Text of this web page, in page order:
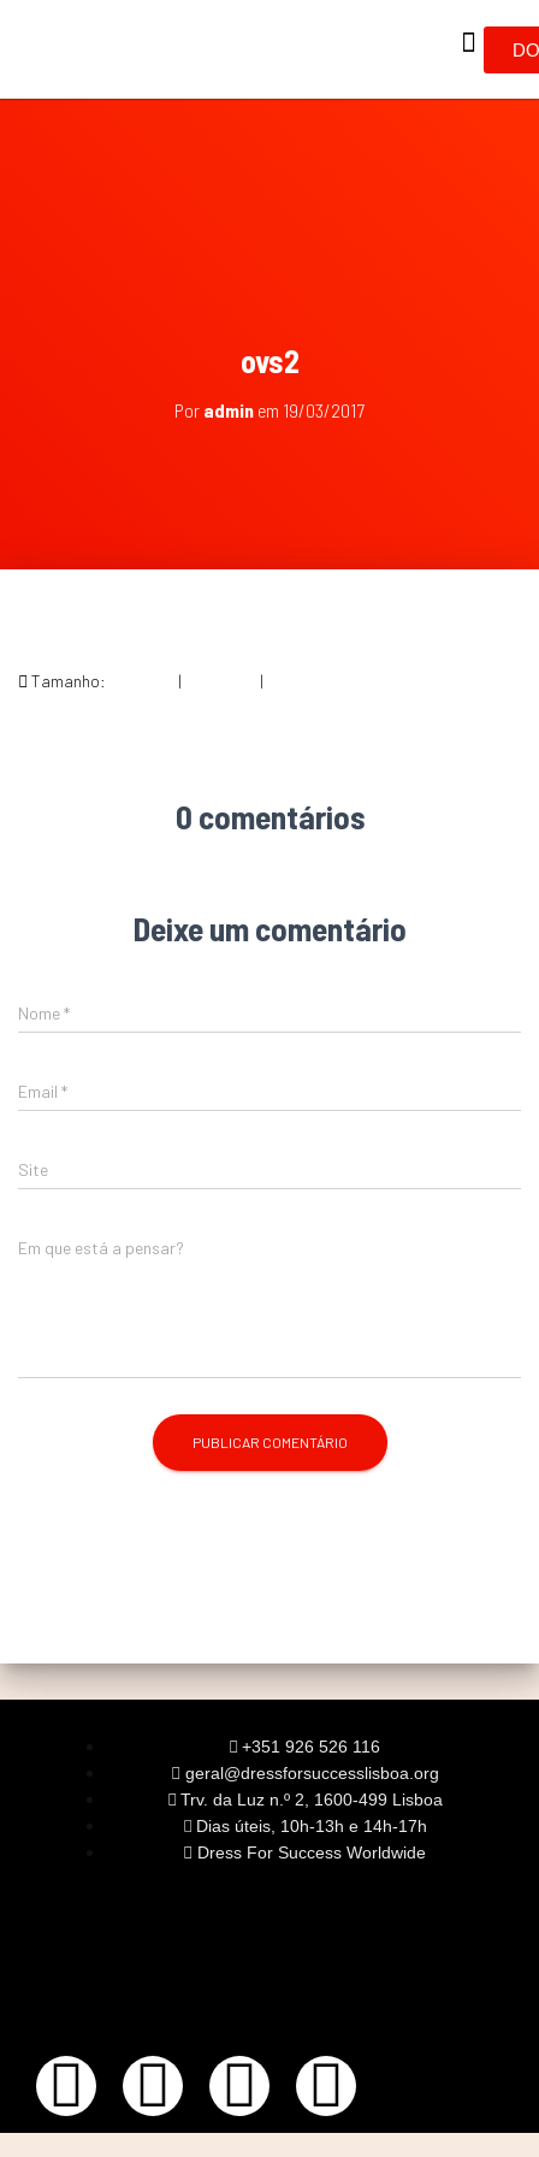
ovs2
Por admin em 19/03/2017
Tamanho: | |
0 comentários
Deixe um comentário
Nome*
Email *
Site
Em que está a pensar?
+351 926 526 116
geral@dressforsuccesslisboa.org
Trv. da Luz n.º 2, 1600-499 Lisboa
Dias úteis, 10h-13h e 14h-17h
Dress For Success Worldwide